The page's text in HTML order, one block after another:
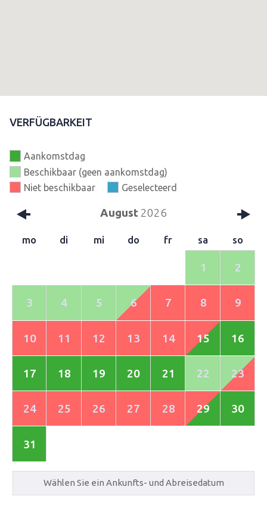
VERFÜGBARKEIT
Aankomstdag
Beschikbaar (geen aankomstdag)
Niet beschikbaar
Geselecteerd
August 2026
mo di mi do fr sa so
1 2
3 4 5 6 7 8 9
10 11 12 13 14 15 16
17 18 19 20 21 22 23
24 25 26 27 28 29 30
31